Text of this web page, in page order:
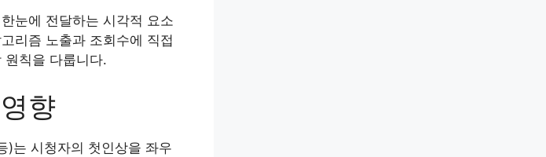
눈에 전달하는 시각적 요소
리즘 노출과 조회수에 직접
원칙을 다룹니다.
향
)는 시청자의 첫인상을 좌우